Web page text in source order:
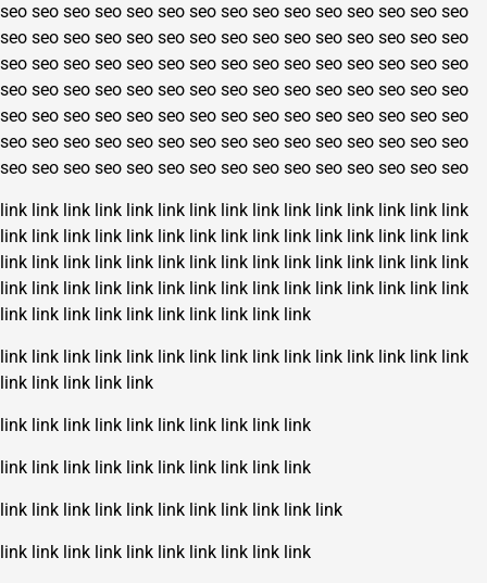
seo seo seo seo seo seo seo seo seo seo seo seo seo seo seo
seo seo seo seo seo seo seo seo seo seo seo seo seo seo seo
seo seo seo seo seo seo seo seo seo seo seo seo seo seo seo
seo seo seo seo seo seo seo seo seo seo seo seo seo seo seo
seo seo seo seo seo seo seo seo seo seo seo seo seo seo seo
seo seo seo seo seo seo seo seo seo seo seo seo seo seo seo
seo seo seo seo seo seo seo seo seo seo seo seo seo seo seo
link link link link link link link link link link link link link link link
link link link link link link link link link link link link link link link
link link link link link link link link link link link link link link link
link link link link link link link link link link link link link link link
link link link link link link link link link link
link link link link link link link link link link link link link link link
link link link link link
link link link link link link link link link link
link link link link link link link link link link
link link link link link link link link link link link
link link link link link link link link link link